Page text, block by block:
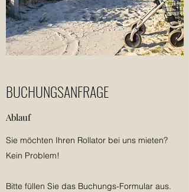
BUCHUNGSANFRAGE
Ablauf
Sie möchten Ihren Rollator bei uns mieten?
Kein Problem!
Bitte füllen Sie das Buchungs-Formular aus.